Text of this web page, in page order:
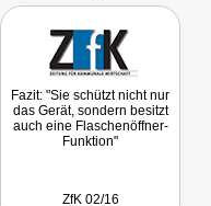
Fazit: "Sie schützt nicht nur
das Gerät, sondern besitzt
auch eine Flaschenöffner-
Funktion"
ZfK 02/16